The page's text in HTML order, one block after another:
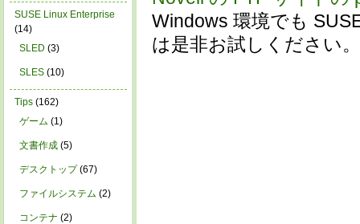
Windows 環境でも
は是非お試しください。
SUSE Linux Enterprise
(14)
SLED (3)
SLES (10)
Tips (162)
ゲーム (1)
文書作成 (5)
デスクトップ(67)
ファイルシステム (2)
コンテナ (2)